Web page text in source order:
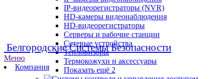
IP-видеорегистраторы (NVR)
HD-камеры видеонаблюдения
HD-видеорегистраторы
Серверы и рабочие станции
Сетевые устройства
Тепловизоры
Термокожухи и аксессуары
Показать ещё 2
Белгородские Системы Безопасности
Меню
Компания